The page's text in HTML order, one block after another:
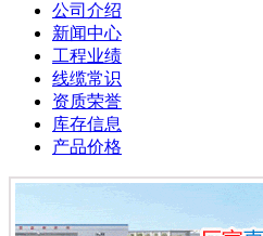
公司介绍
新闻中心
工程业绩
线缆常识
资质荣誉
库存信息
产品价格